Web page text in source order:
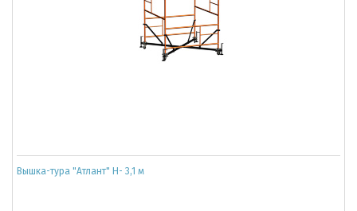
Вышка-тура "Атлант" Н- 3,1 м